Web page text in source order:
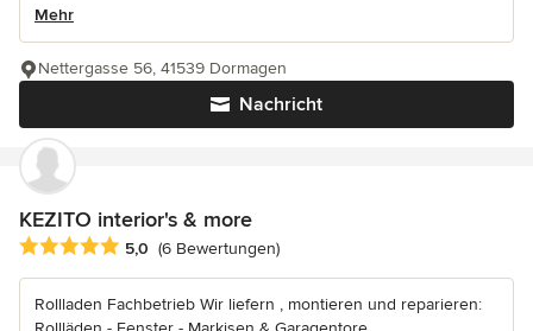
Mehr
Nachricht
Nettergasse 56, 41539 Dormagen
KEZITO interior's & more
Durchschnittliche Bewertung: 5 von 5 Sternen
5,0 (6 Bewertungen)
Rollladen Fachbetrieb Wir liefern , montieren und reparieren: